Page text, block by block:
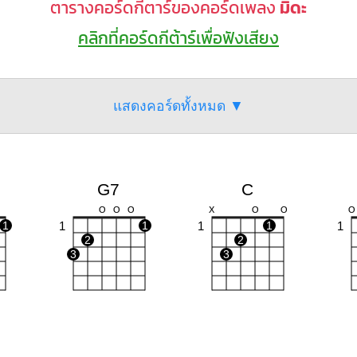
ตารางคอร์ดกีตาร์ของคอร์ดเพลง มิดะ
คลิกที่คอร์ดกีต้าร์เพื่อฟังเสียง
แสดงคอร์ดทั้งหมด ▼
1
G7
O O O
1
1
2
3
C
X O O
1
1
2
3
O
1